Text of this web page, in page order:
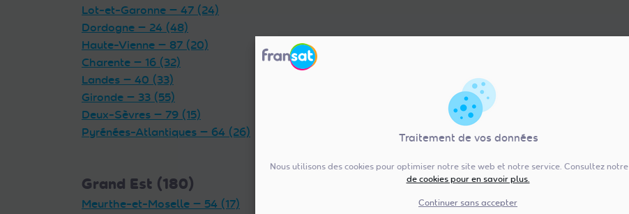
Traitement de vos données
Nous utilisons des cookies pour optimiser notre site web et notre service. Consultez notre
de cookies pour en savoir plus.
Continuer sans accepter
Lot-et-Garonne — 47 (24)
Dordogne — 24 (48)
Haute-Vienne — 87 (20)
Charente — 16 (32)
Landes — 40 (33)
Gironde — 33 (55)
Deux-Sèvres — 79 (15)
Pyrénées-Atlantiques — 64 (26)
Grand Est (180)
Meurthe-et-Moselle — 54 (17)
Centre-Val de Loire (92) Pays de la Loire (205)
Vendée — 85 (98)